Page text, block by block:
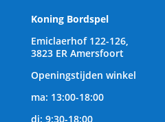
Koning Bordspel
Emiclaerhof 122-126,
3823 ER Amersfoort
Openingstijden winkel
ma: 13:00-18:00
di: 9:30-18:00